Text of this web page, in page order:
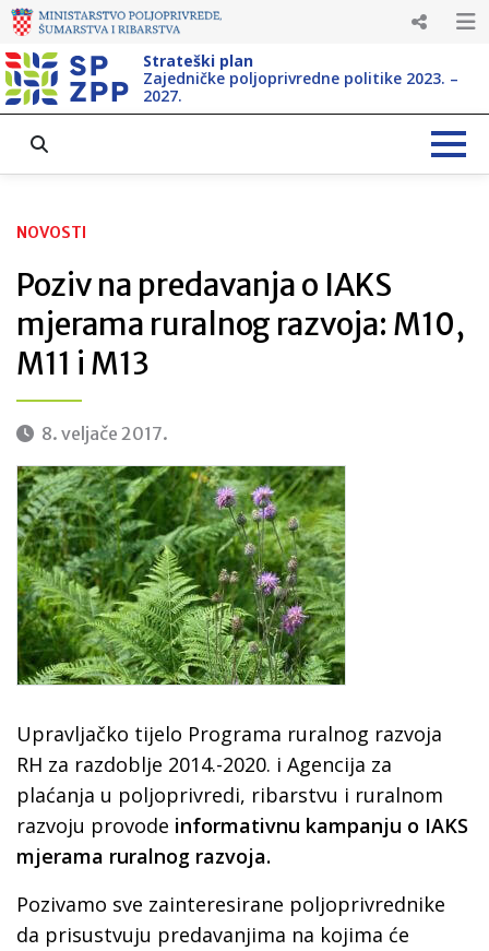
Strateški plan
Zajedničke poljoprivredne politike 2023. –
2027.
NOVOSTI
Poziv na predavanja o IAKS
mjerama ruralnog razvoja: M10,
M11 i M13
8. veljače 2017.
Upravljačko tijelo Programa ruralnog razvoja
RH za razdoblje 2014.-2020. i Agencija za
plaćanja u poljoprivredi, ribarstvu i ruralnom
razvoju provode informativnu kampanju o IAKS
mjerama ruralnog razvoja.
Pozivamo sve zainteresirane poljoprivrednike
da prisustvuju predavanjima na kojima će